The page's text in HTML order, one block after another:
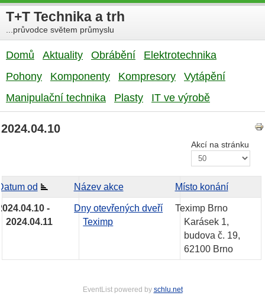
T+T Technika a trh
...průvodce světem průmyslu
Domů Aktuality Obrábění
Elektrotechnika
Pohony
Komponenty Kompresory
Vytápění
Manipulační technika
Plasty IT ve výrobě
2024.04.10
Akcí na stránku
od Název akce Místo konání
-
2024.04.11
Dny otevřených dveří
Teximp
Teximp Brno
Karásek 1,
budova č. 19,
62100 Brno
EventList powered by schlu.net